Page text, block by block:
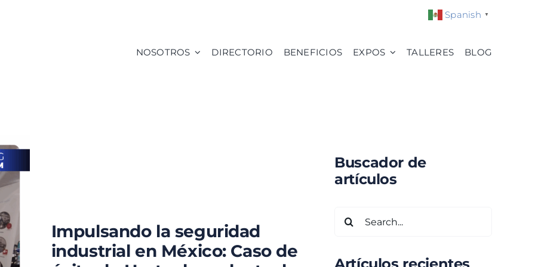
Spanish ▼
NOSOTROS DIRECTORIO BENEFICIOS EXPOS TALLERES BLOG
Impulsando la seguridad
industrial en México: Caso de
Buscador de
artículos